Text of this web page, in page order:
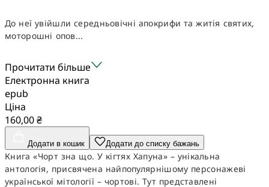
До неї увійшли середньовічні апокрифи та житія святих,
моторошні опов...
Прочитати більше
Електронна книга
epub
Ціна
160,00 ₴
Додати в кошик Додати до списку бажань
Книга «Чорт зна що. У кігтях Хапуна» – унікальна
антологія, присвячена найпопулярнішому персонажеві
української мітології – чортові. Тут представлені